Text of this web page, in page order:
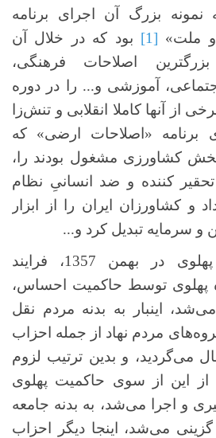
بزرگ آن اجرای برنامه
ملت» [1]
بود که در خلال آن
اصلاحات فرهنگی،
آموزشی و... را در دوره
از آنها کاملا انقلابی و تنش‌زا
برنامه «اصلاحات ارضی» که
بخش کشاورزی مشغول بودند را،
کننده‌ و ضد انسانیِ نظام
و کشاورزان ایران را از ابزار
و سرمایه تبدیل کرد و...
با سقوط سلسله پهلوی در بهمن 1357، فرایند
پهلوی توسط حاکمیت احساس،
اینبار به بدنه مردم نقل
مردم نهاد از جمله احزاب
می‌گردید، و بدین ترتیب لزوم
از این از سوی حاکمیت پهلوی
و اجرا می‌شد، به بدنه جامعه
می‌شد، اینجا دیگر احزاب